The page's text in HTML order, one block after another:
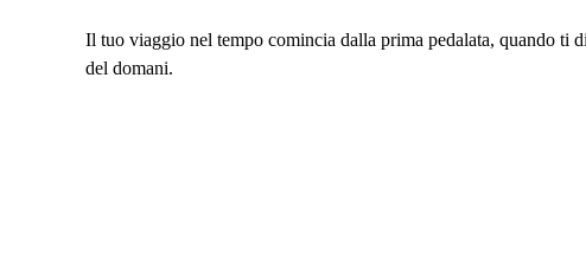
Il tuo viaggio nel tempo comincia dalla prima pedalata, quando ti
del domani.